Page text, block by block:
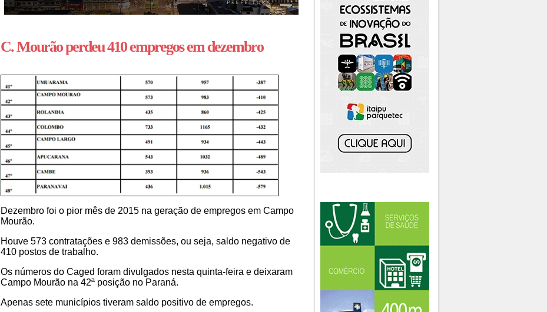
C. Mourão perdeu 410 empregos em dezembro
Dezembro foi o pior mês de 2015 na geração de empregos em Campo
Mourão.
Houve 573 contratações e 983 demissões, ou seja, saldo negativo de
410 postos de trabalho.
Os números do Caged foram divulgados nesta quinta-feira e deixaram
Campo Mourão na 42ª posição no Paraná.
Apenas sete municípios tiveram saldo positivo de empregos.